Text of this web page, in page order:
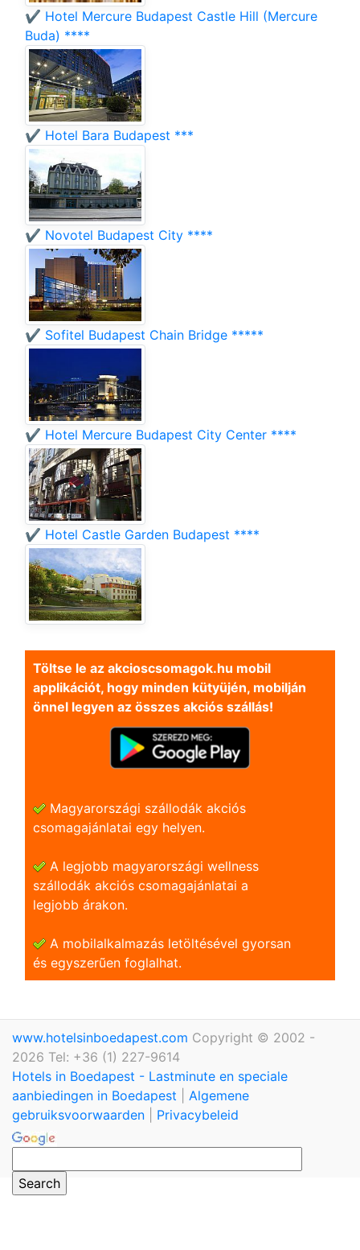
✔️ Hotel Mercure Budapest Castle Hill (Mercure
Buda) ****
✔️ Hotel Bara Budapest ***
✔️ Novotel Budapest City ****
✔️ Sofitel Budapest Chain Bridge *****
✔️ Hotel Mercure Budapest City Center ****
✔️ Hotel Castle Garden Budapest ****
Töltse le az akcioscsomagok.hu mobil
applikációt, hogy minden kütyüjén, mobilján
önnel legyen az összes akciós szállás!
Magyarországi szállodák akciós
csomagajánlatai egy helyen.
A legjobb magyarországi wellness
szállodák akciós csomagajánlatai a
legjobb árakon.
A mobilalkalmazás letöltésével gyorsan
és egyszerũen foglalhat.
www.hotelsinboedapest.com Copyright © 2002 -
2026 Tel: +36 (1) 227-9614
Hotels in Boedapest - Lastminute en speciale
aanbiedingen in Boedapest
Algemene
gebruiksvoorwaarden
Privacybeleid